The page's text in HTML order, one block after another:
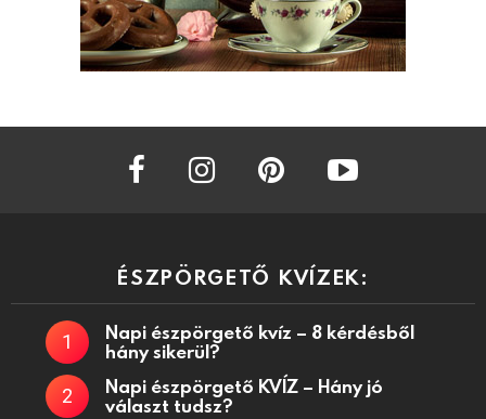
facebook instagram
ÉSZPÖRGETŐ KVÍZEK:
Napi észpörgető kvíz – 8 kérdésből
hány sikerül?
Napi észpörgető KVÍZ – Hány jó
választ tudsz?